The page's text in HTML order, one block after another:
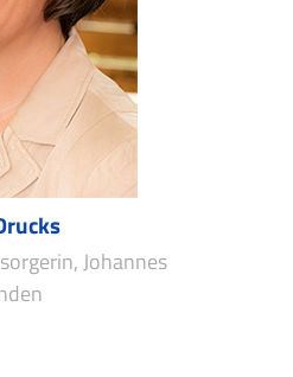
Johannes